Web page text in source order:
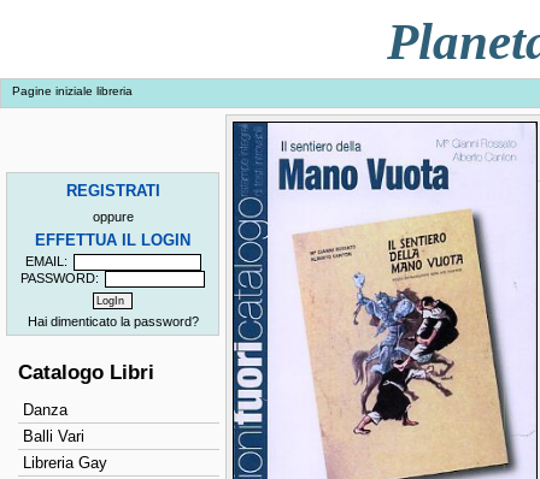
Pagine iniziale libreria
REGISTRATI
oppure
EFFETTUA IL LOGIN
EMAIL:
PASSWORD:
Hai dimenticato la password?
Catalogo Libri
Danza
Balli Vari
Libreria Gay